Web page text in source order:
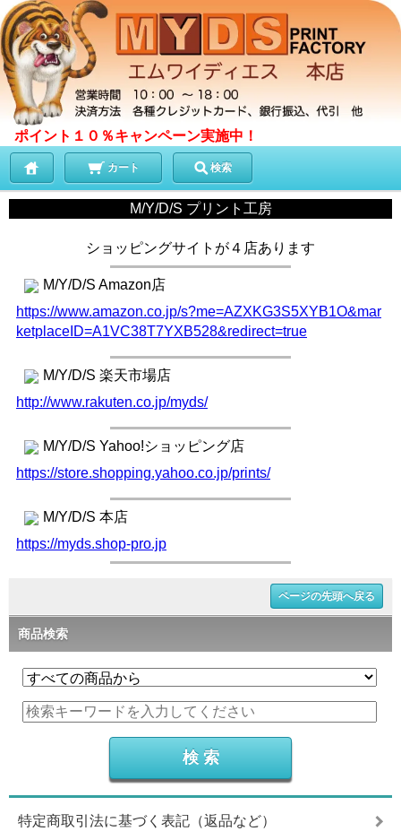
ポイント１０％キャンペーン実施中！
カート 検索
M/Y/D/S プリント工房
ショッピングサイトが４店あります
M/Y/D/S Amazon店
https://www.amazon.co.jp/s?me=AZXKG3S5XYB1O&mar
ketplaceID=A1VC38T7YXB528&redirect=true
M/Y/D/S 楽天市場店
http://www.rakuten.co.jp/myds/
M/Y/D/S Yahoo!ショッピング店
https://store.shopping.yahoo.co.jp/prints/
M/Y/D/S 本店
https://myds.shop-pro.jp
ページの先頭へ戻る
商品検索
特定商取引法に基づく表記（返品など）